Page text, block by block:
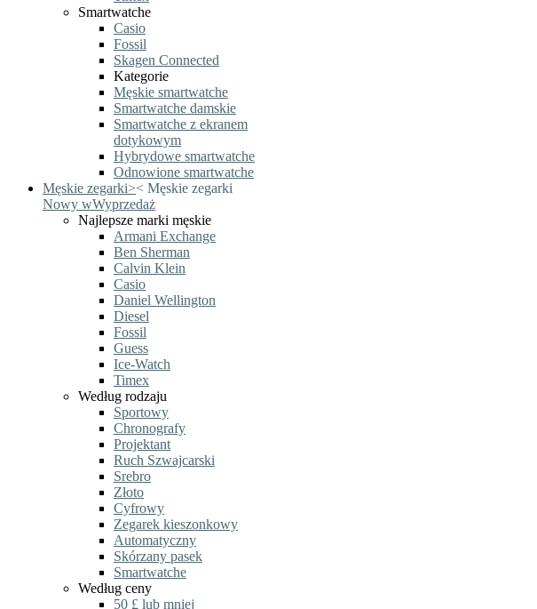
Smartwatche
Casio
Fossil
Skagen Connected
Kategorie
Męskie smartwatche
Smartwatche damskie
Smartwatche z ekranem
dotykowym
Hybrydowe smartwatche
Odnowione smartwatche
Męskie zegarki>< Męskie zegarki
Nowy wWyprzedaż
Najlepsze marki męskie
Armani Exchange
Ben Sherman
Calvin Klein
Casio
Daniel Wellington
Diesel
Fossil
Guess
Ice-Watch
Timex
Według rodzaju
Sportowy
Chronografy
Projektant
Ruch Szwajcarski
Srebro
Złoto
Cyfrowy
Zegarek kieszonkowy
Automatyczny
Skórzany pasek
Smartwatche
Według ceny
50 £ lub mniej